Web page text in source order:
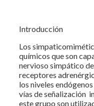
Introducción
Los
químicos que son
nervioso simpático
receptores
los niveles
vías de señalización
este grupo son